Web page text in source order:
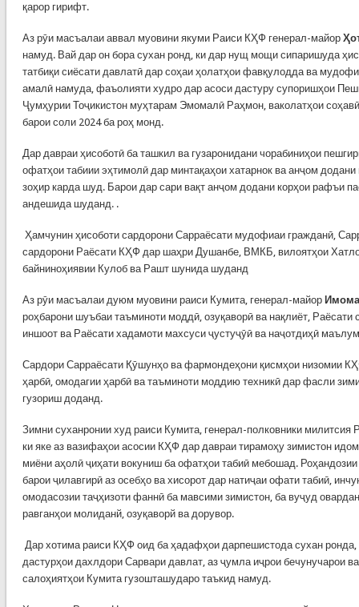
қарор гирифт.
Аз рӯи масъалаи аввал муовини якуми Раиси КҲФ генерал-майор
намуд. Вай дар он бора сухан ронд, ки дар нущ мощи сипаришуда
татбиқи сиёсати давлатӣ дар соҳаи ҳолатҳои фавқулодда ва
амалӣ намуда, фаъолияти худро дар асоси дастуру супоришҳои
Ҷумҳурии Тоҷикистон муҳтарам Эмомалӣ Раҳмон, ваколатҳои
барои соли 2024 ба роҳ монд.
Дар давраи ҳисоботӣ ба ташкил ва гузаронидани чорабиниҳои
офатҳои табиии эҳтимолӣ дар минтақаҳои хатарнок ва анҷом
зоҳир карда шуд. Барои дар сари вақт анҷом додани корҳои рафъи
андешида шуданд. .
Ҳамчунин ҳисоботи сардорони Сарраёсати мудофиаи гражданӣ,
сардорони Раёсати КҲФ дар шаҳри Душанбе, ВМКБ, вилоятҳои
байниноҳиявии Кулоб ва Рашт шунида шуданд
Аз рӯи масъалаи дуюм муовини раиси Кумита, генерал-майор
роҳбарони шуъбаи таъминоти моддӣ, озуқаворӣ ва нақлиёт,
иншоот ва Раёсати хадамоти махсуси ҷустуҷӯӣ ва наҷотдиҳӣ
Сардори Сарраёсати Қӯшунҳо ва фармондеҳони қисмҳои низомии
ҳарбӣ, омодагии ҳарбӣ ва таъминоти моддию техникӣ дар фасли
гузориш доданд.
Зимни суханронии худ раиси Кумита, генерал-полковники милитсия
ки яке аз вазифаҳои асосии КҲФ дар давраи тирамоҳу зимистон
миёни аҳолӣ ҷиҳати вокуниш ба офатҳои табиӣ мебошад.
барои ҷилавгирӣ аз осебҳо ва хисорот дар натиҷаи офати табиӣ,
омодасозии таҷҳизоти фаннӣ ба мавсими зимистон, ба вуҷуд
равганҳои молиданй, озуқаворй ва дорувор.
Дар хотима раиси КҲФ оид ба ҳадафҳои дарпешистода сухан
дастурҳои дахлдори Сарвари давлат, аз ҷумла иҷрои бечунучарои
салоҳиятҳои Кумита гузошташударо таъкид намуд.